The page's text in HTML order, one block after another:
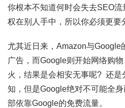
你根本不知道何时会失去SEO
权在别人手中，所以你必须更要
尤其近日来，Amazon与Google
广告，而Google则开始网络购
火，结果是会相安无事呢? 还是
知，但是Google绝对不可能全
部依靠Google的免费流量。